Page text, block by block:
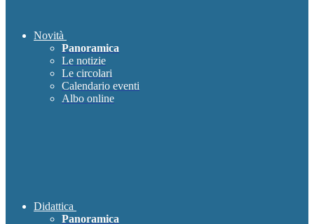
Novità
Panoramica
Le notizie
Le circolari
Calendario eventi
Albo online
Didattica
Panoramica